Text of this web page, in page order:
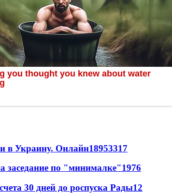
в Украину. Онлайн18953317
заседание по "минималке"1976
30 дней до роспуска Рады12